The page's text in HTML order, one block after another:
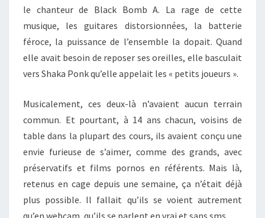
le chanteur de Black Bomb A. La rage de cette
musique, les guitares distorsionnées, la batterie
féroce, la puissance de l’ensemble la dopait. Quand
elle avait besoin de reposer ses oreilles, elle basculait
vers Shaka Ponk qu’elle appelait les « petits joueurs ».
Musicalement, ces deux-là n’avaient aucun terrain
commun. Et pourtant, à 14 ans chacun, voisins de
table dans la plupart des cours, ils avaient conçu une
envie furieuse de s’aimer, comme des grands, avec
préservatifs et films pornos en référents. Mais là,
retenus en cage depuis une semaine, ça n’était déjà
plus possible. Il fallait qu’ils se voient autrement
qu’en webcam, qu’ils se parlent en vrai et sans sms.